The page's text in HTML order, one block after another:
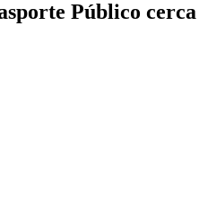
Público